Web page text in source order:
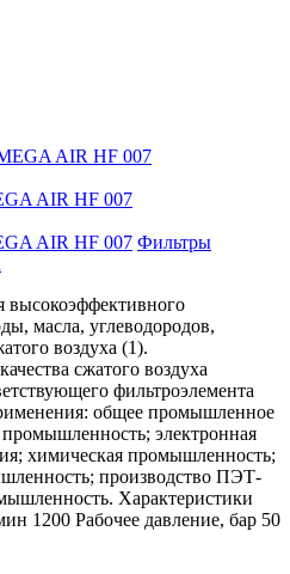
AIR HF 007
AIR HF 007 Фильтры
высокоэффективного
масла, углеводородов,
воздуха (1).
сжатого воздуха
фильтроэлемента
общее промышленное
электронная
химическая промышленность;
производство ПЭТ-
Характеристики
1200 Рабочее давление, бар 50